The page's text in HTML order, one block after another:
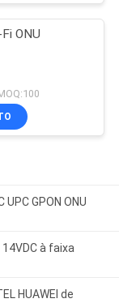
ONU
GPON ONU
14VDC à faixa
HUAWEI de